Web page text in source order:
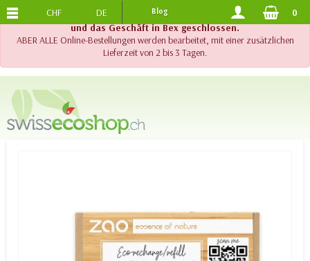
!! Wichtig !! Bis am 20. August 2026 sind der Telefonsupport
und das Geschäft in Bex geschlossen.
ABER ALLE Online-Bestellungen werden bearbeitet, mit einer zusätzlichen
Lieferzeit von 2 bis 3 Tagen.
KOSTENLOSER VERSAND AB 120.-
CHF DE Blog 0